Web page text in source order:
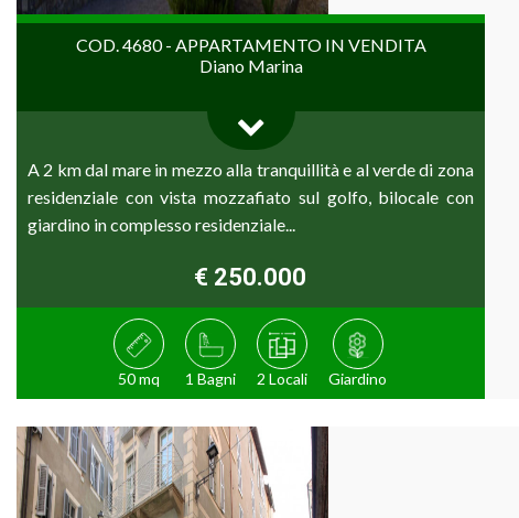
COD. 4680 - APPARTAMENTO IN VENDITA
Diano Marina
A 2 km dal mare in mezzo alla tranquillità e al verde di zona
residenziale con vista mozzafiato sul golfo, bilocale con
giardino in complesso residenziale...
€ 250.000
50 mq 1 Bagni 2 Locali Giardino